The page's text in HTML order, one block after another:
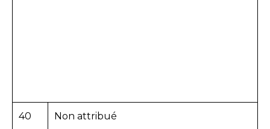
40 Non attribué